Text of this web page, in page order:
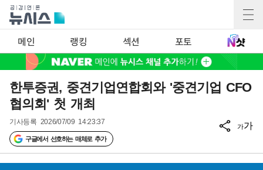
메인 랭킹 섹션 포토
한투증권, 중견기업연합회와 '중견기업 CFO
협의회' 첫 개최
기사등록 2026/07/09 14:23:37
구글에서 선호하는 매체로 추가
가가